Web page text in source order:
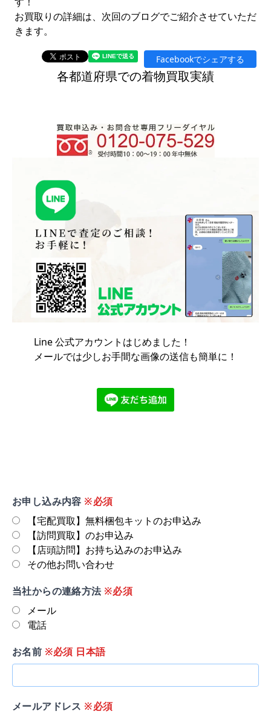
お買取りの詳細は、次回のブログでご紹介させていただ
きます。
Facebookでシェアする
各都道府県での着物買取実績
Line 公式アカウントはじめました！
メールでは少しお手間な画像の送信も簡単に！
お申し込み内容 ※必須
【宅配買取】無料梱包キットのお申込み
【訪問買取】のお申込み
【店頭訪問】お持ち込みのお申込み
その他お問い合わせ
当社からの連絡方法※必須
メール
電話
お名前 ※必須 日本語
メールアドレス ※必須